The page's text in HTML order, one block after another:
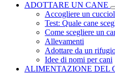
ADOTTARE UN CANE
Accogliere un
Test: Quale cane
Come scegliere un
Allevamenti
Adottare da un
Idee di nomi per cani
ALIMENTAZIONE DEL